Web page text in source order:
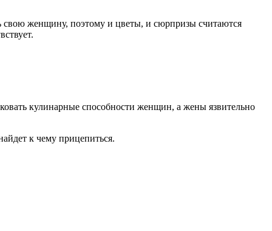
свою женщину, поэтому и цветы, и сюрпризы считаются
кулинарные способности женщин, а жены язвительно
к чему прицепиться.